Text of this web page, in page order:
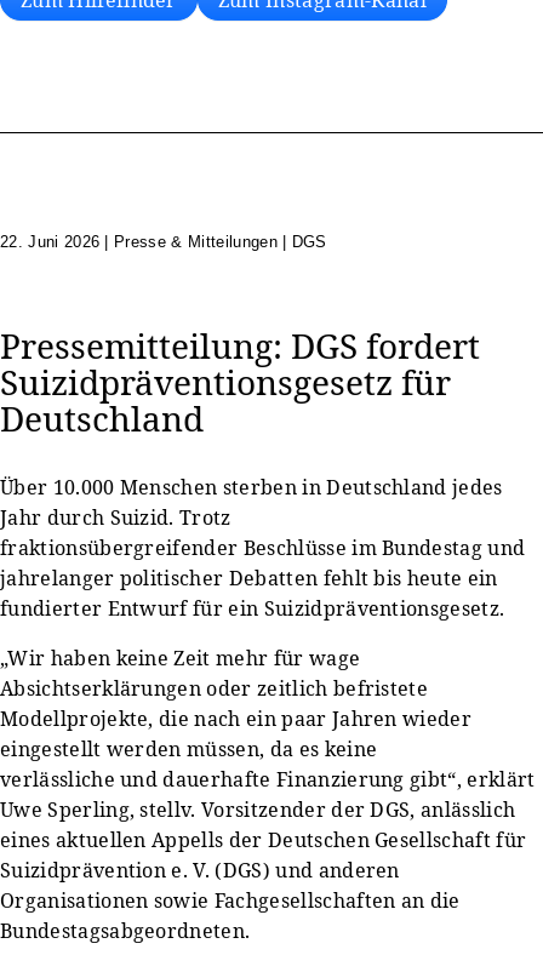
22. Juni 2026 Presse & Mitteilungen | DGS
Pressemitteilung: DGS fordert
Suizidpräventionsgesetz für
Deutschland
Über 10.000 Menschen sterben in Deutschland jedes
Jahr durch Suizid. Trotz
fraktionsübergreifender Beschlüsse im Bundestag und
jahrelanger politischer Debatten fehlt bis heute ein
fundierter Entwurf für ein Suizidpräventionsgesetz.
„Wir haben keine Zeit mehr für wage
Absichtserklärungen oder zeitlich befristete
Modellprojekte, die nach ein paar Jahren wieder
eingestellt werden müssen, da es keine
verlässliche und dauerhafte Finanzierung gibt“, erklärt
Uwe Sperling, stellv. Vorsitzender der DGS, anlässlich
eines aktuellen Appells der Deutschen Gesellschaft für
Suizidprävention e. V. (DGS) und anderen
Organisationen sowie Fachgesellschaften an die
Bundestagsabgeordneten.